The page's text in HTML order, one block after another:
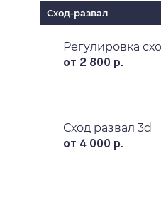
Сход-развал
Регулировка
от 2 800 р.
Сход развал 3d
от 4 000 р.